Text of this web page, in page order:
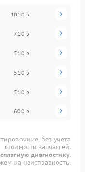
1010 р
710 р
510 р
510 р
510 р
600 р
без учета
стоимости запчастей.
диагностику.
на неисправность.